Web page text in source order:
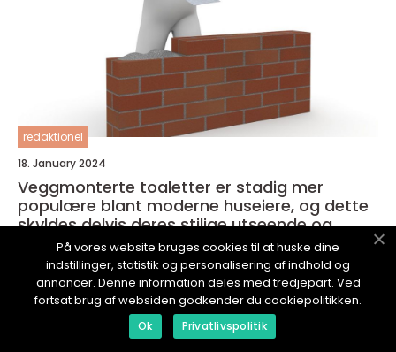
redaktionel
18. January 2024
Veggmonterte toaletter er stadig mer
populære blant moderne huseiere, og dette
skyldes delvis deres stilige utseende og
plassbesparende design
På vores website bruges cookies til at huske dine
indstillinger, statistik og personalisering af indhold og
annoncer. Denne information deles med tredjepart. Ved
fortsat brug af websiden godkender du cookiepolitikken.
Ok Privatlivspolitik